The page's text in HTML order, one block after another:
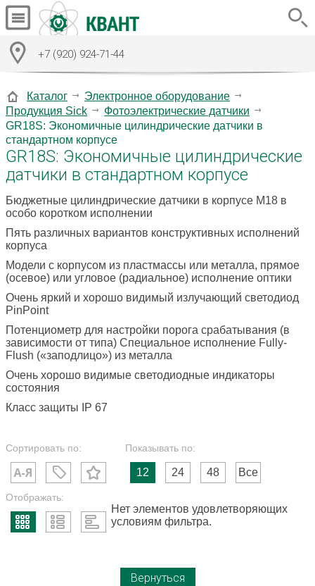
+7 (920) 924-71-44
Каталог
Электронное оборудование
Продукция Sick
Фотоэлектрические датчики
GR18S: Экономичные цилиндрические датчики в
стандартном корпусе
GR18S: Экономичные цилиндрические
датчики в стандартном корпусе
Бюджетные цилиндрические датчики в корпусе M18 в
особо коротком исполнении
Пять различных вариантов конструктивных исполнений
корпуса
Модели с корпусом из пластмассы или металла, прямое
(осевое) или угловое (радиальное) исполнение оптики
Очень яркий и хорошо видимый излучающий светодиод
PinPoint
Потенциометр для настройки порога срабатывания (в
зависимости от типа) Специальное исполнение Fully-
Flush («заподлицо») из металла
Очень хорошо видимые светодиодные индикаторы
состояния
Класс защиты IP 67
Сортировать по: Показывать по:
12 24 48 Все
Отображать:
Нет элементов удовлетворяющих
условиям фильтра.
Вернуться